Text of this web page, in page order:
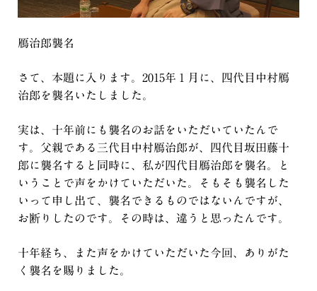
鴈治郎襲名
さて、本題に入ります。2015年１月に、四代目中村鴈
治郎を襲名いたしました。
実は、十年前にも襲名のお話をいただいていたんで
す。父親である三代目中村鴈治郎が、四代目坂田藤十
郎に襲名すると同時に、私が四代目鴈治郎を襲名。と
いうことで声をかけていただいた。そもそも襲名した
いって申し出て、襲名できるものではないんですが、
お断りしたのです。その時は、違うと思ったんです。
十年経ち、また声をかけていただいた今回、ありがた
く襲名を賜りました。